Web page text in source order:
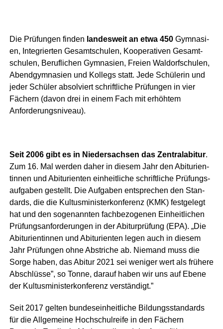
Die Prü­fun­gen fin­den lan­des­weit an etwa 450Gym­na­si­
en, Inte­grier­ten Gesamt­schu­len, Koope­ra­ti­ven Gesamt­
schu­len, Beruf­li­chen Gym­na­si­en, Frei­en Wal­dorf­schu­len,
Abend­gym­na­si­en und Kol­legs statt. Jede Schü­le­rin und
jeder Schü­ler absol­viert schrift­li­che Prü­fun­gen in vier
Fächern (davon drei in einem Fach mit erhöh­tem
Anforderungsniveau).
Seit 2006 gibt es in Nie­der­sach­sen das Zen­tral­ab­itur.
Zum 16. Mal wer­den daher in die­sem Jahr den Abitu­ri­en­
tin­nen und Abitu­ri­en­ten ein­heit­li­che schrift­li­che Prü­fungs­
auf­ga­ben gestellt. Die Auf­ga­ben ent­spre­chen den Stan­
dards, die die Kul­tus­mi­nis­ter­kon­fe­renz (KMK) fest­ge­legt
hat und den soge­nann­ten fach­be­zo­ge­nen Ein­heit­li­chen
Prü­fungs­an­for­de­run­gen in der Abitur­prü­fung (EPA). „Die
Abitu­ri­en­tin­nen und Abitu­ri­en­ten legen auch in die­sem
Jahr Prü­fun­gen ohne Abstri­che ab. Nie­mand muss die
Sor­ge haben, das Abitur 2021 sei weni­ger wert als frü­he­re
Abschlüs­se”, so Ton­ne, dar­auf haben wir uns auf Ebe­ne
der Kul­tus­mi­nis­ter­kon­fe­renz verständigt.”
Seit 2017 gel­ten bun­des­ein­heit­li­che Bil­dungs­stan­dards
für die All­ge­mei­ne Hoch­schul­rei­fe in den Fächern